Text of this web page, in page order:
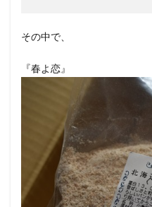
その中で、
『春よ恋』